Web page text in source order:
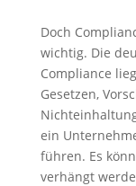
Doch
wichtig. Die
Compliance
Gesetzen,
ein
führen. Es
verhängt